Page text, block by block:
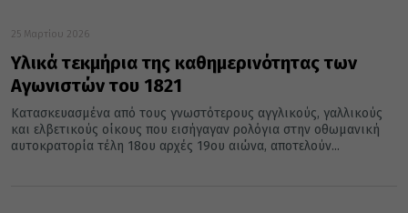
25 Μαρτίου 2026
Υλικά τεκμήρια της καθημερινότητας των
Αγωνιστών του 1821
Κατασκευασμένα από τους γνωστότερους αγγλικούς, γαλλικούς
και ελβετικούς οίκους που εισήγαγαν ρολόγια στην οθωμανική
αυτοκρατορία τέλη 18ου αρχές 19ου αιώνα, αποτελούν...